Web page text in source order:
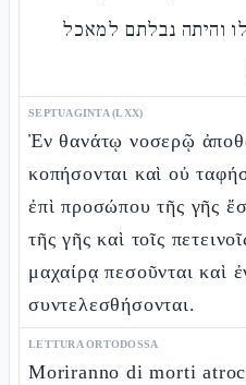
והיתה נבלתם למאכל
SEPTUAGINTA (LXX)
Ἐν θανάτῳ νοσερῷ
κοπήσονται καὶ οὐ
ἐπὶ προσώπου τῆς γῆς
τῆς γῆς καὶ τοῖς
μαχαίρᾳ πεσοῦνται καὶ
συντελεσθήσονται.
LETTURA ORTODOSSA
Moriranno di morti